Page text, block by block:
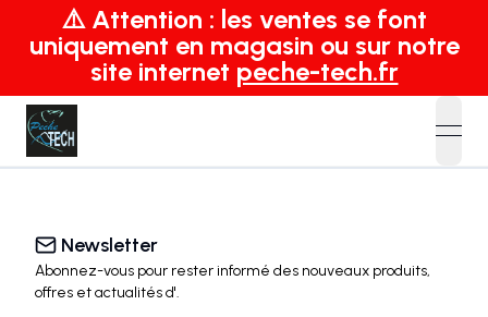
⚠️ Attention : les ventes se font
uniquement en magasin ou sur notre
site internet peche-tech.fr
Newsletter
Abonnez-vous pour rester informé des nouveaux produits,
offres et actualitésd'.